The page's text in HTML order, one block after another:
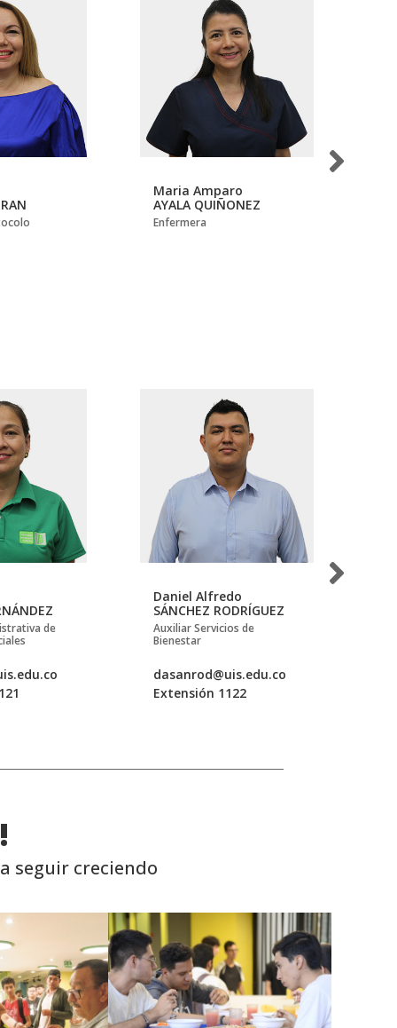
Maria Amparo
AYALA QUIÑONEZ
Enfermera
de
Daniel Alfredo
SÁNCHEZ RODRÍGUEZ
Auxiliar Servicios de
Bienestar
dasanrod@uis.edu.co
Extensión 1122
seguir creciendo